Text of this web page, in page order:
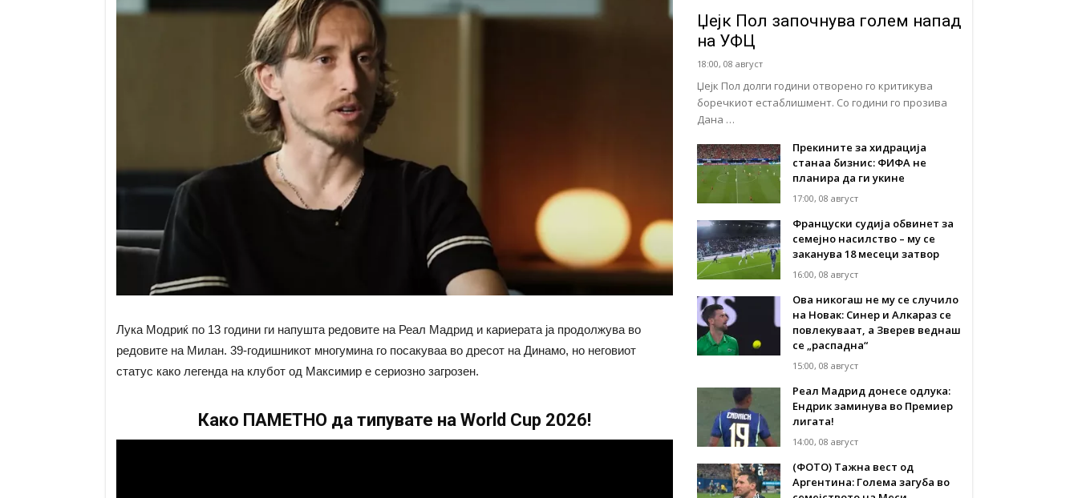
Лука Модриќ по 13 години ги напушта редовите на Реал Мадрид и кариерата ја продолжува во
редовите на Милан. 39-годишникот многумина го посакуваа во дресот на Динамо, но неговиот
статус како легенда на клубот од Максимир е сериозно загрозен.
Како ПАМЕТНО да типувате на World Cup 2026!
Џејк Пол започнува голем напад
на УФЦ
18:00, 08 август
Џејк Пол долги години отворено го критикува
боречкиот естаблишмент. Со години го прозива
Дана …
Прекините за хидрација
станаа бизнис: ФИФА не
планира да ги укине
17:00, 08 август
Француски судија обвинет за
семејно насилство – му се
заканува 18 месеци затвор
16:00, 08 август
Ова никогаш не му се случило
на Новак: Синер и Алкараз се
повлекуваат, а Зверев веднаш
се „распадна“
15:00, 08 август
Реал Мадрид донесе одлука:
Eндрик заминува во Премиер
лигата!
14:00, 08 август
(ФОТО) Тажна вест од
Аргентина: Голема загуба во